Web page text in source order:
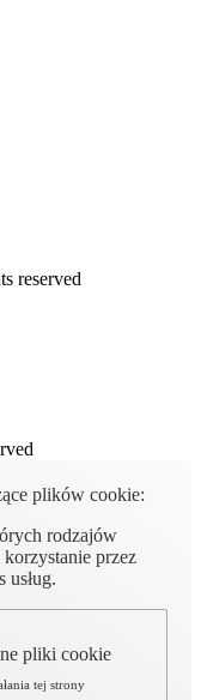
reserved
plików cookie:
rodzajów
przez
pliki cookie
tej strony